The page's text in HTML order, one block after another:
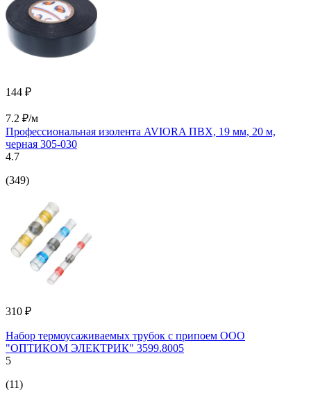
144 ₽
7.2 ₽/м
Профессиональная изолента AVIORA ПВХ, 19 мм, 20 м,
черная 305-030
4.7
(349)
310 ₽
Набор термоусаживаемых трубок с припоем ООО
"ОПТИКОМ ЭЛЕКТРИК" 3599.8005
5
(11)